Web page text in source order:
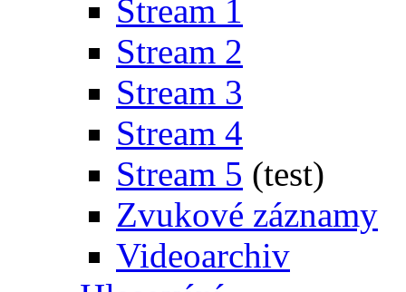
Stream 1
Stream 2
Stream 3
Stream 4
Stream 5 (test)
Zvukové záznamy
Videoarchiv